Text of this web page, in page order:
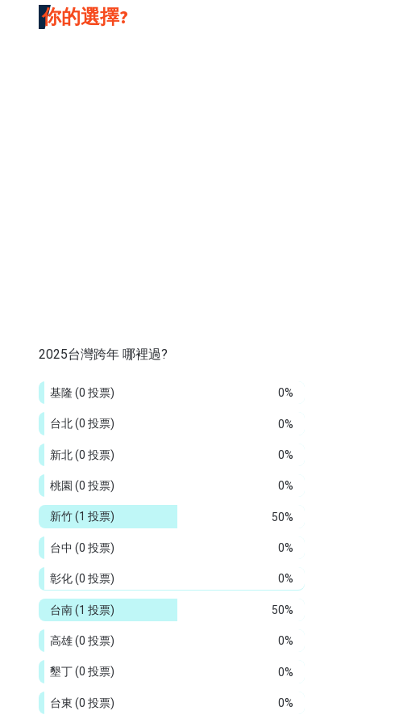
你的選擇?
2025台灣跨年 哪裡過?
0%
基隆 (0 投票)
0%
台北(0 投票)
0%
新北(0 投票)
0%
桃園 (0 投票)
50%
新竹(1 投票)
0%
台中 (0 投票)
0%
彰化(0 投票)
50%
台南(1 投票)
0%
高雄(0 投票)
0%
墾丁(0 投票)
0%
台東 (0 投票)